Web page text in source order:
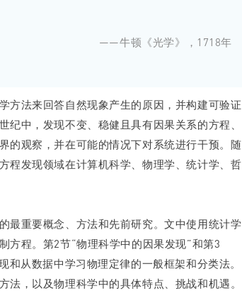
——牛顿《光学》，1718年
方法来回答自然现象产生的原因，并构建可验证
中，发现不变、稳健且具有因果关系的方程、
的观察，并在可能的情况下对系统进行干预。随
程发现领域在计算机科学、物理学、统计学、哲
最重要概念、方法和先前研究。文中使用统计学
方程。第2节“物理科学中的因果发现”和第3
从数据中学习物理定律的一般框架和分类法。
，以及物理科学中的具体特点、挑战和机遇。